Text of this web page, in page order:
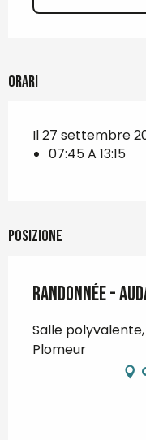
Orari
Il 27 settembre
07:45 A 13:15
Posizione
Randonnée -
Salle polyvalente,
Plomeur